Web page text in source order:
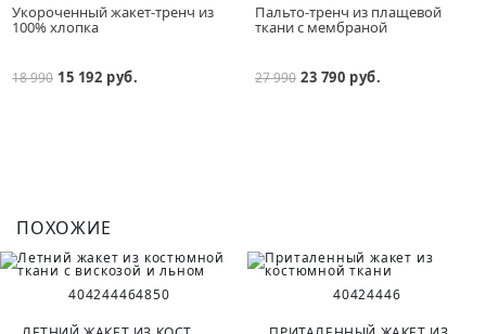
Укороченный жакет-тренч из
100% хлопка
18 990 15 192 руб.
Пальто-тренч из плащевой
ткани с мембраной
27 990 23 790 руб.
ПОХОЖИЕ
404244464850 40424446